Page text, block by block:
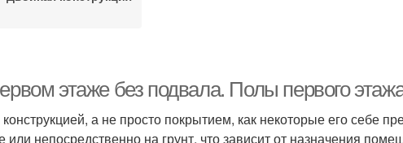
этаже без подвала. Полы первого
а не просто покрытием, как некоторые его себе
непосредственно на грунт, что зависит от назначения